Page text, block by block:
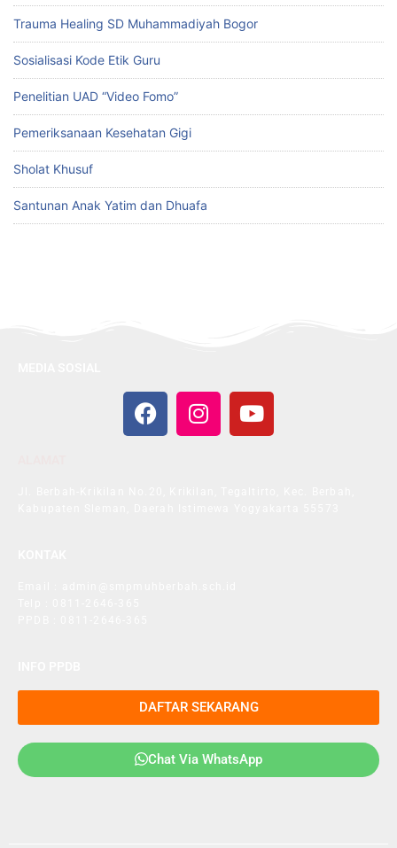
Trauma Healing SD Muhammadiyah Bogor
Sosialisasi Kode Etik Guru
Penelitian UAD “Video Fomo”
Pemeriksanaan Kesehatan Gigi
Sholat Khusuf
Santunan Anak Yatim dan Dhuafa
DAFTAR SEKARANG
Chat Via WhatsApp